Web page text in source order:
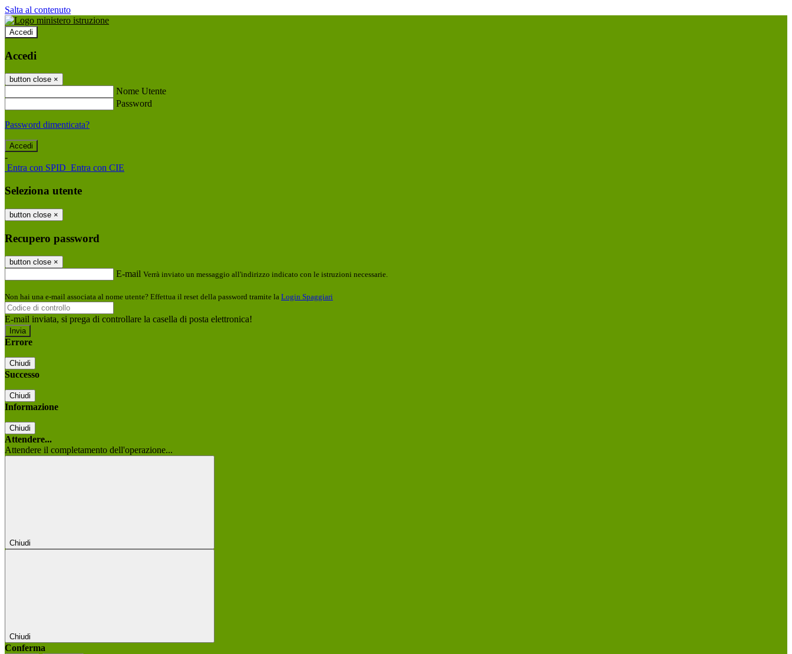
Salta al contenuto
Accedi
Accedi
button close ×
Nome Utente
Password
Password dimenticata?
-
Entra con SPID Entra con CIE
Seleziona utente
button close ×
Recupero password
button close ×
E-mail Verrà inviato un messaggio all'indirizzo indicato con le istruzioni necessarie.
Non hai una e-mail associata al nome utente? Effettua il reset della password tramite la Login Spaggiari
E-mail inviata, si prega di controllare la casella di posta elettronica!
Errore
Chiudi
Successo
Chiudi
Informazione
Chiudi
Attendere...
Attendere il completamento dell'operazione...
Chiudi
Chiudi
Conferma